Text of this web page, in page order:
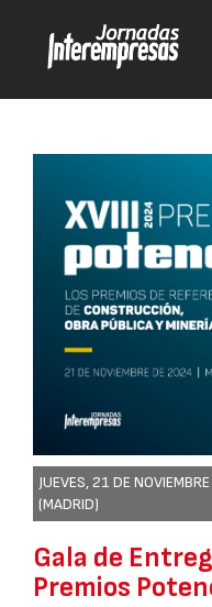
JUEVES, 21 DE
(MADRID)
Gala de
Premios